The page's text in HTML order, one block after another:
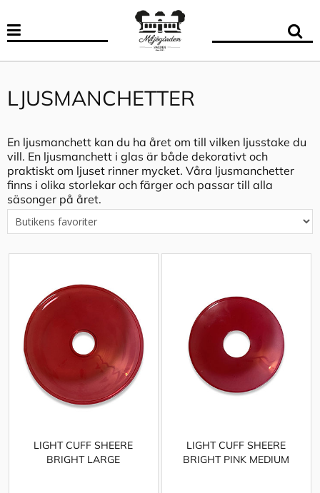
LJUSMANCHETTER
En ljusmanchett kan du ha året om till vilken ljusstake du
vill. En ljusmanchett i glas är både dekorativt och
praktiskt om ljuset rinner mycket. Våra ljusmanchetter
finns i olika storlekar och färger och passar till alla
säsonger på året.
LIGHT CUFF SHEERE
BRIGHT LARGE
LIGHT CUFF SHEERE
BRIGHT PINK MEDIUM